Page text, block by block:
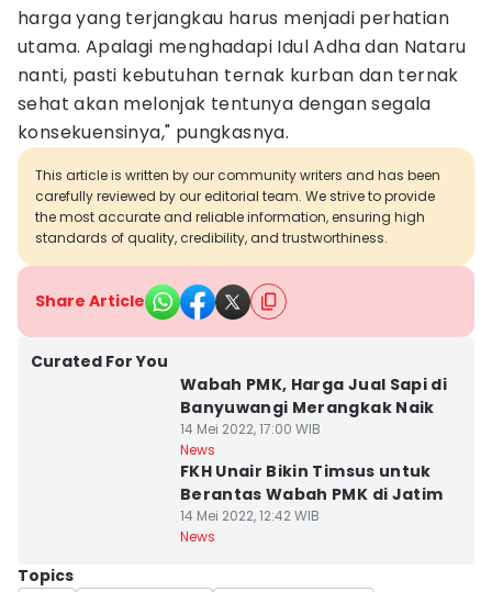
harga yang terjangkau harus menjadi perhatian
utama. Apalagi menghadapi Idul Adha dan Nataru
nanti, pasti kebutuhan ternak kurban dan ternak
sehat akan melonjak tentunya dengan segala
konsekuensinya," pungkasnya.
This article is written by our community writers and has been
carefully reviewed by our editorial team. We strive to provide
the most accurate and reliable information, ensuring high
standards of quality, credibility, and trustworthiness.
Share Article
Curated For You
Wabah PMK, Harga Jual Sapi di
Banyuwangi Merangkak Naik
14 Mei 2022, 17:00 WIB
News
FKH Unair Bikin Timsus untuk
Berantas Wabah PMK di Jatim
14 Mei 2022, 12:42 WIB
News
Topics